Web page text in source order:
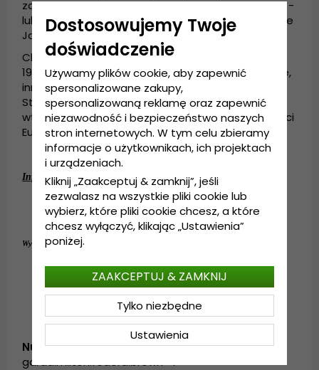
zachodzie - w Ekwadorze, w Ameryce Południowej -
lub daleko na Wschodzie w bezkresnej artystycznie
Japonii.
Chcemy WSZYSTKIEGO - tak jak w Gårda w 1800 i
1900 roku – czyli umieć nosić nowoczesne, unikalne,
innowacyjne kapelusze za naprawdę dobrą cenę.
Stworzone w tych samych pomieszczeniach, jak
wtedy, gdy kilkaset lat temu ludzie z różnych części
Europy spotkali się w Goteborgu.
Informacje szczegółowe :
12-centymetrowa główka.
6,5-centymetrowe rondo.
Wykonanie: 100 %
Numer artykułu:
garda.milton.fedora.brown-4
Dostosowujemy Twoje
doświadczenie
Używamy plików cookie, aby zapewnić
spersonalizowane zakupy,
spersonalizowaną reklamę oraz zapewnić
niezawodność i bezpieczeństwo naszych
stron internetowych. W tym celu zbieramy
informacje o użytkownikach, ich projektach
i urządzeniach.
Kliknij „Zaakceptuj & zamknij”, jeśli
zezwalasz na wszystkie pliki cookie lub
wybierz, które pliki cookie chcesz, a które
chcesz wyłączyć, klikając „Ustawienia”
poniżej.
Ustawienia
Tylko niezbędne
ZAAKCEPTUJ & ZAMKNIJ